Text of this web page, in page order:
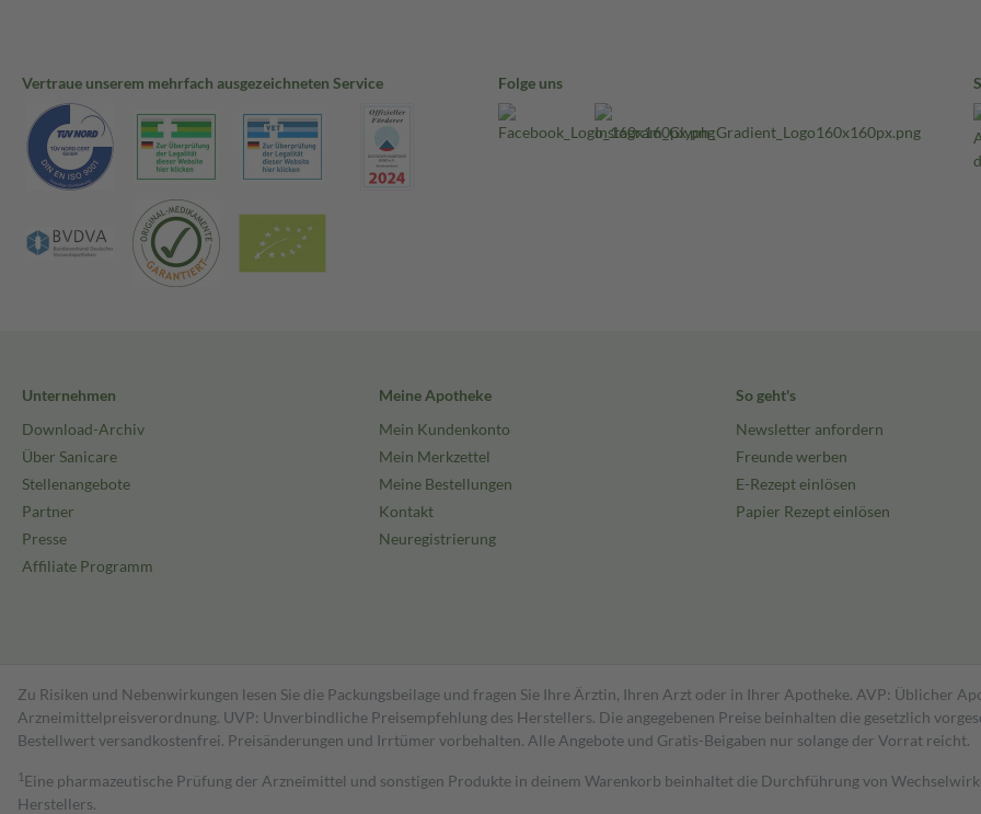
Vertraue unserem mehrfach ausgezeichneten Service Folge uns
Unternehmen
Download-Archiv
Über Sanicare
Stellenangebote
Partner
Presse
Affiliate Programm
Meine Apotheke
Mein Kundenkonto
Mein Merkzettel
Meine Bestellungen
Kontakt
Neuregistrierung
So geht's
Newsletter anfordern
Freunde werben
E-Rezept einlösen
Papier Rezept einlösen
Zu Risiken und Nebenwirkungen lesen Sie die Packungsbeilage und fragen Sie Ihre Ärztin, Ihren Arzt oder in Ihrer Apotheke. AVP: Üblicher
Arzneimittelpreisverordnung. UVP: Unverbindliche Preisempfehlung des Herstellers. Die angegebenen Preise beinhalten die gesetzlich
Bestell­wert versand­kosten­frei. Preisänderungen und Irrtümer vorbehalten. Alle Angebote und Gratis-Beigaben nur solange der Vorrat reicht.
1 Eine pharmazeutische Prüfung der Arzneimittel und sonstigen Produkte in deinem Warenkorb beinhaltet die Durchführung von
Herstellers.